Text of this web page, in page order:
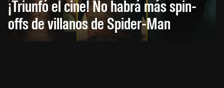
¡Triunfó el cine! No habrá más spin-
offs de villanos de Spider-Man